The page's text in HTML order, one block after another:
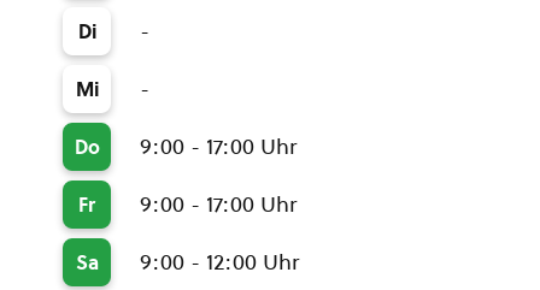
Di -
Mi -
Do 9:00 - 17:00 Uhr
Fr 9:00 - 17:00 Uhr
Sa 9:00 - 12:00 Uhr